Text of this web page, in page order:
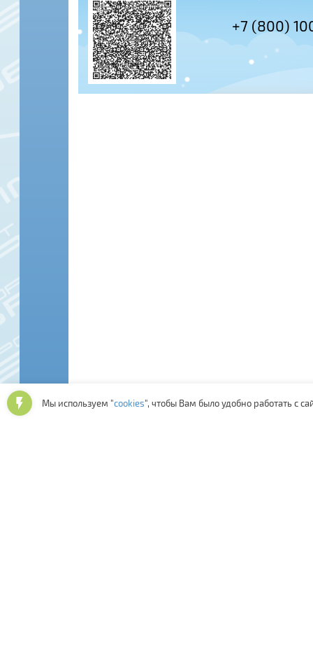
+7 (800)
+7 (495) 978-61-54
Мы используем "cookies", чтобы Вам было удобно работать с